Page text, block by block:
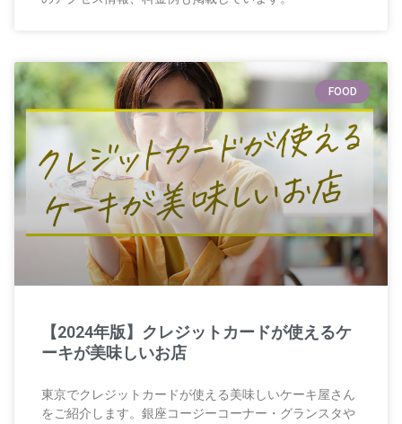
FOOD
【2024年版】クレジットカードが使えるケ
ーキが美味しいお店
東京でクレジットカードが使える美味しいケーキ屋さん
をご紹介します。銀座コージーコーナー・グランスタや